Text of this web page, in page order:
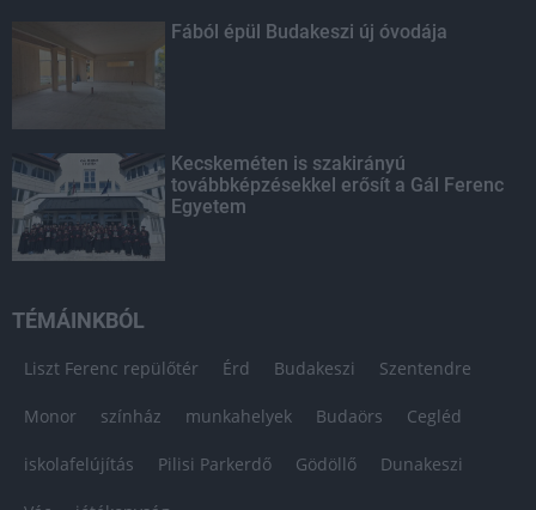
Fából épül Budakeszi új óvodája
Kecskeméten is szakirányú
továbbképzésekkel erősít a Gál Ferenc
Egyetem
TÉMÁINKBÓL
Liszt Ferenc repülőtér Érd Budakeszi Szentendre
Monor színház munkahelyek Budaörs Cegléd
iskolafelújítás Pilisi Parkerdő Gödöllő Dunakeszi